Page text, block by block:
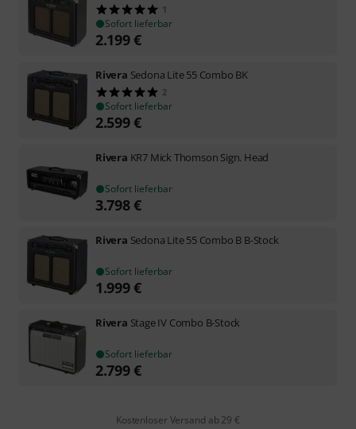
1
Sofort lieferbar
2.199€
Rivera Sedona Lite 55 Combo BK
2
Sofort lieferbar
2.599€
Rivera KR7 Mick Thomson Sign. Head
Sofort lieferbar
3.798€
Rivera Sedona Lite 55 Combo B B-Stock
Sofort lieferbar
1.999€
Rivera Stage IV Combo B-Stock
Sofort lieferbar
2.799€
Kostenloser Versand ab 29 €